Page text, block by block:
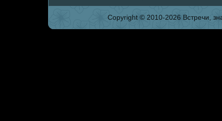
Copyright © 2010-2026 Встpeчи,